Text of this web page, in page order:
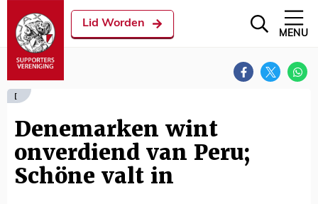
Lid Worden
MENU
[
Denemarken wint
onverdiend van Peru;
Schöne valt in